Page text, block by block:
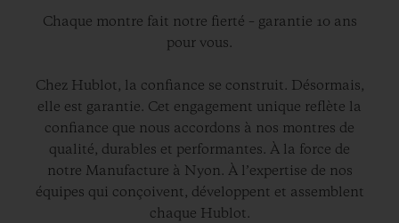
Chaque montre fait notre fierté – garantie 10 ans
pour vous.
Chez Hublot, la confiance se construit. Désormais,
elle est garantie. Cet engagement unique reflète la
confiance que nous accordons à nos montres de
qualité, durables et performantes. À la force de
notre Manufacture à Nyon. À l’expertise de nos
équipes qui conçoivent, développent et assemblent
chaque Hublot.